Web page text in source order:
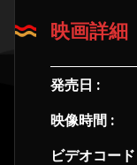
映画詳細
発売日 :
映像時間 :
ビデオコー